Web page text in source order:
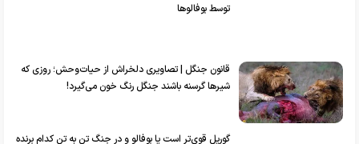
توسط بوفالو‌ها
قانون جنگل | تصاویری دلخراش از حیات‌وحش؛ روزی که
شیرها گرسنه باشند جنگل رنگ خون می‌گیرد!
گوریل قوی‌تر است یا بوفالو و در جنگ تن به تن کدام برنده